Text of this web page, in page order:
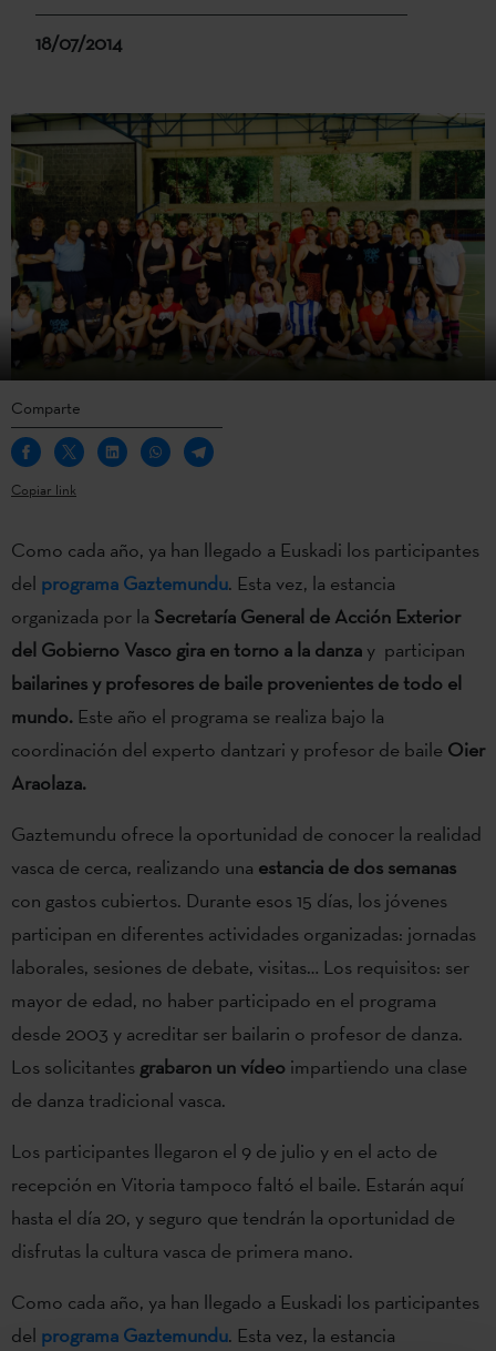
18/07/2014
Comparte
Copiar link
Como cada año, ya han llegado a Euskadi los participantes
del programa Gaztemundu. Esta vez, la estancia
organizada por la Secretaría General de Acción Exterior
del Gobierno Vasco gira en torno a la danza y participan
bailarines y profesores de baile provenientes de todo el
mundo. Este año el programa se realiza bajo la
coordinación del experto dantzari y profesor de baile Oier
Araolaza.
Gaztemundu ofrece la oportunidad de conocer la realidad
vasca de cerca, realizando una estancia de dos semanas
con gastos cubiertos. Durante esos 15 días, los jóvenes
participan en diferentes actividades organizadas: jornadas
laborales, sesiones de debate, visitas… Los requisitos: ser
mayor de edad, no haber participado en el programa
desde 2003 y acreditar ser bailarin o profesor de danza.
Los solicitantes grabaron un vídeo impartiendo una clase
de danza tradicional vasca.
Los participantes llegaron el 9 de julio y en el acto de
recepción en Vitoria tampoco faltó el baile. Estarán aquí
hasta el día 20, y seguro que tendrán la oportunidad de
disfrutas la cultura vasca de primera mano.
Como cada año, ya han llegado a Euskadi los participantes
del programa Gaztemundu. Esta vez, la estancia